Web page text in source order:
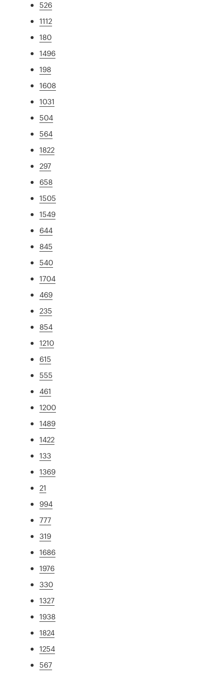
526
1112
180
1496
198
1608
1031
504
564
1822
297
658
1505
1549
644
845
540
1704
469
235
854
1210
615
555
461
1200
1489
1422
133
1369
21
994
777
319
1686
1976
330
1327
1938
1824
1254
567